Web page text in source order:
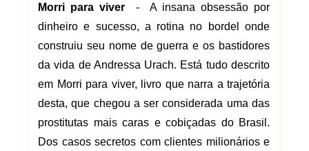
Morri para viver- A insana obsessão por
dinheiro e sucesso, a rotina no bordel onde
construiu seu nome de guerra e os bastidores
da vida de Andressa Urach. Está tudo descrito
em Morri para viver, livro que narra a trajetória
desta, que chegou a ser considerada uma das
prostitutas mais caras e cobiçadas do Brasil.
Dos casos secretos com clientes milionários e